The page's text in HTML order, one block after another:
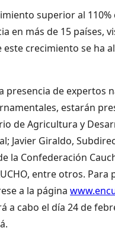
superior al
en más de 15 países,
crecimiento se ha
presencia de
estarán
de Agricultura y
Javier Giraldo,
la Confederación
entre otros.
a la página
a cabo el día 24 de